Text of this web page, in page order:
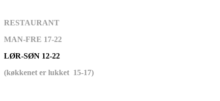
RESTAURANT
MAN-FRE 17-22
LØR-SØN 12-22
(køkkenet er lukket 15-17)